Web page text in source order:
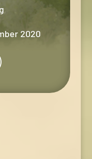
2020